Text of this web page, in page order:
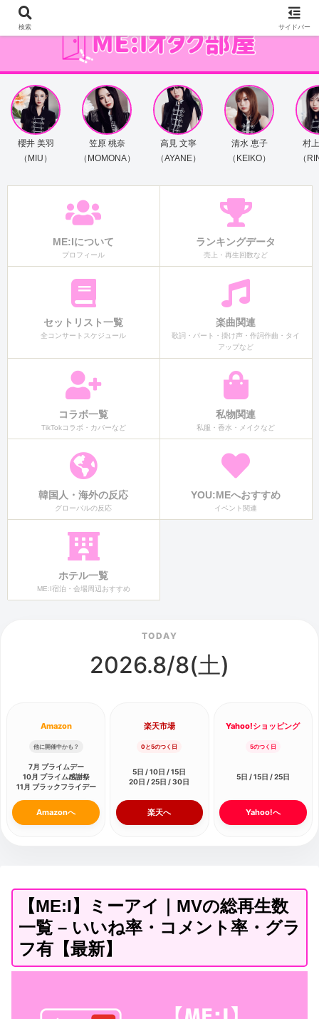
櫻井 美羽
（MIU）
笠原 桃奈
（MOMONA）
高見 文寧
（AYANE）
清水 恵子
（KEIKO）
村
（
ME:Iについて
プロフィール
ランキングデータ
売上・再生回数など
セットリスト一覧
全コンサートスケジュール
楽曲関連
歌詞・パート・掛け声・作詞作曲・タイ
アップなど
コラボ一覧
TikTokコラボ・カバーなど
私物関連
私服・香水・メイクなど
韓国人・海外の反応
グローバルの反応
YOU:MEへおすすめ
イベント関連
ホテル一覧
ME:I宿泊・会場周辺おすすめ
TODAY
2026.8/8(土)
Amazon
他に開催中かも？
7月 プライムデー
10月 プライム感謝祭
11月 ブラックフライデー
Amazonへ
楽天市場
0と5のつく日
5日 / 10日 / 15日
20日 / 25日 / 30日
楽天へ
Yahoo!ショッピング
5のつく日
5日 / 15日 / 25日
Yahoo!へ
【ME:I】ミーアイ｜MVの総再生数
一覧 – いいね率・コメント率・グラ
フ有【最新】
検索 サイドバー